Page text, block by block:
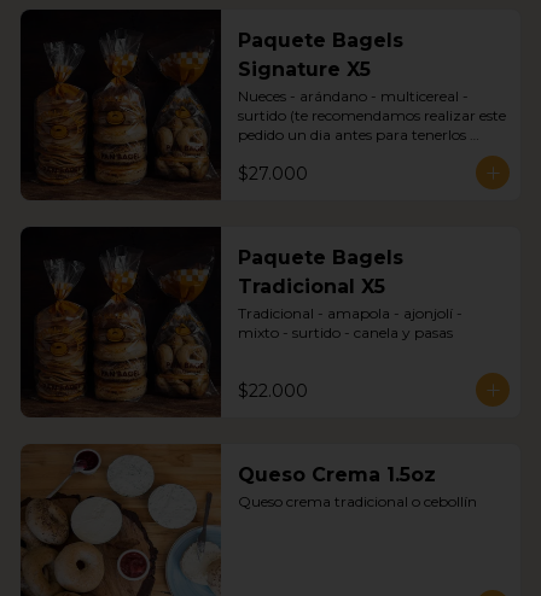
Paquete Bagels
Signature X5
Nueces - arándano - multicereal -
surtido (te recomendamos realizar este
pedido un dia antes para tenerlos
$27.000
Paquete Bagels
Tradicional X5
Tradicional - amapola - ajonjolí -
mixto - surtido - canela y pasas
$22.000
Queso Crema 1.5oz
Queso crema tradicional o cebollín